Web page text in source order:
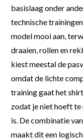
basislaag onder
technische
model mooi aan,
draaien, rollen en
kiest meestal de
omdat de lichte
training gaat het
zodat je niet hoeft
is. De combinatie
maakt dit een